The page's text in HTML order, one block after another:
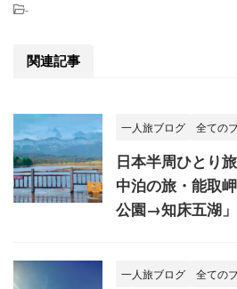
-
関連記事
一人旅ブログ 全ての
日本半周ひとり
中泊の旅・能取
公園→知床五湖」
一人旅ブログ 全ての